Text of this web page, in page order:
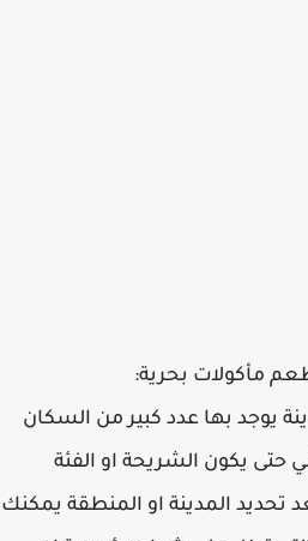
مأكولات بحرية:
يوجد بها عدد كبير من السكان
يكون الشريحة او الفئة
تحديد المدينة او المنطقة يمكنك